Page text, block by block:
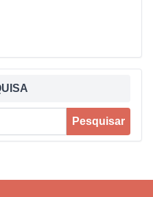
Pesquisar